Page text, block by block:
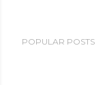
POPULAR POSTS